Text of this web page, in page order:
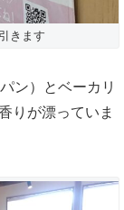
きます
ン）とベーカリ
りが漂っていま